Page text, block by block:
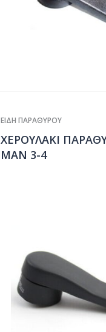
ΕΙΔΗ ΠΑΡΑΘΥΡΟΥ
ΧΕΡΟΥΛΑΚΙ
ΜΑΝ 3-4